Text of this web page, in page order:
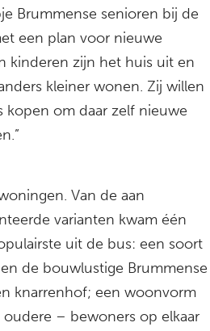
Brummense senioren bij de
een plan voor nieuwe
kinderen zijn het huis uit en
kleiner wonen. Zij willen
kopen om daar zelf nieuwe
Van de aan
varianten kwam één
uit de bus: een soort
de bouwlustige Brummense
knarrenhof; een woonvorm
– bewoners op elkaar